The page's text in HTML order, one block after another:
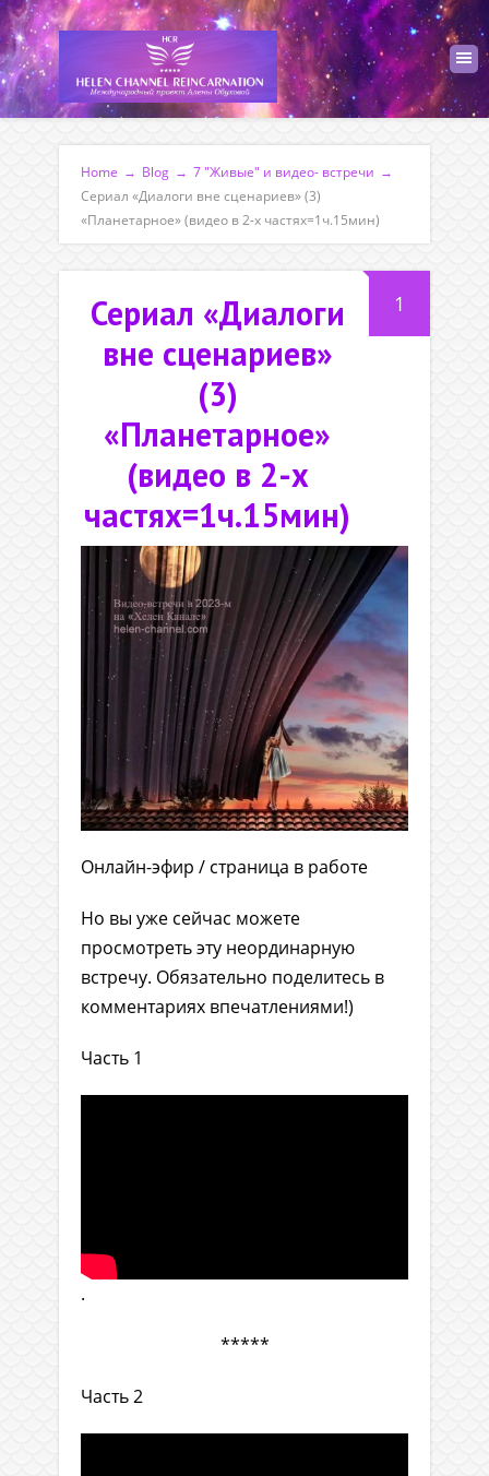
Home → Blog → 7 "Живые" и видео- встречи →
Сериал «Диалоги вне сценариев» (3)
«Планетарное» (видео в 2-х частях=1ч.15мин)
1
Сериал «Диалоги
вне сценариев»
(3)
«Планетарное»
(видео в 2-х
частях=1ч.15мин)
Онлайн-эфир / страница в работе
Но вы уже сейчас можете
просмотреть эту неординарную
встречу. Обязательно поделитесь в
комментариях впечатлениями!)
Часть 1
.
*****
Часть 2